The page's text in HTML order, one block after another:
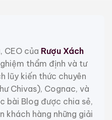
, CEO của Rượu Xách
thẩm định và tư
lũy kiến thức chuyên
Chivas), Cognac, và
bài Blog được chia sẻ,
khách hàng những giải